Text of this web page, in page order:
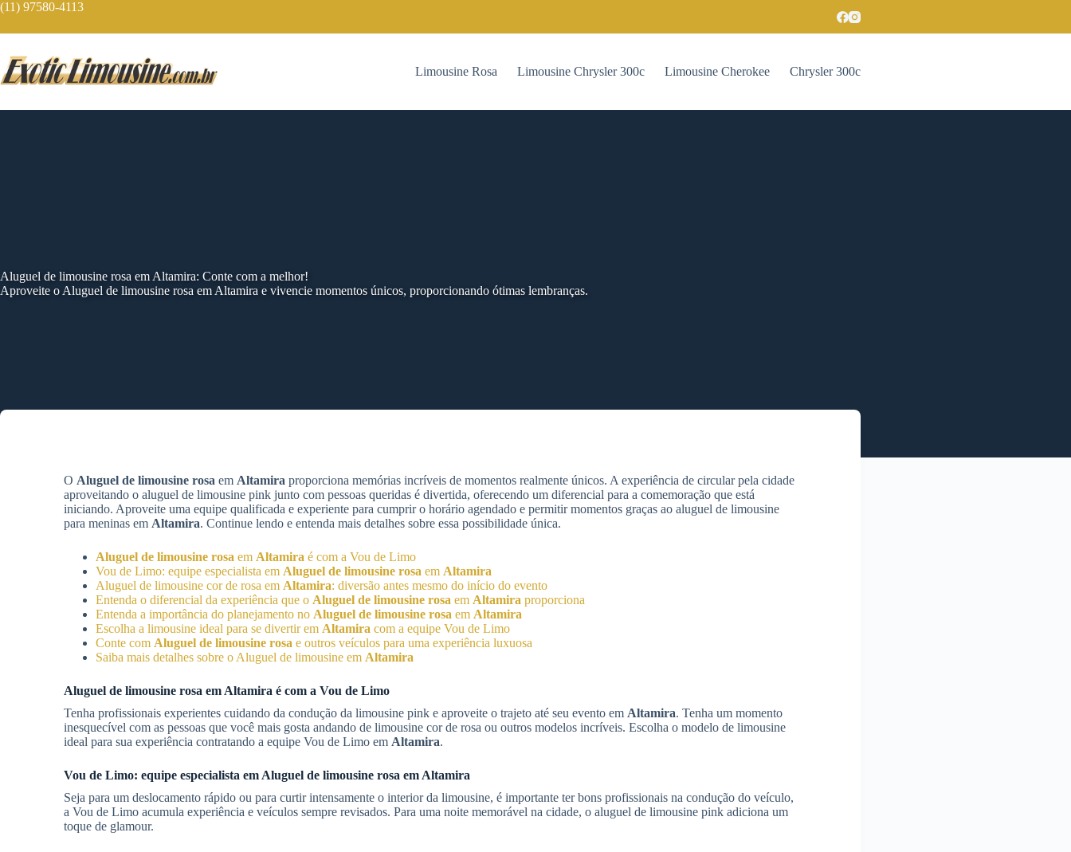
Skip
content
(11) 97580-4113
Limousine Rosa Limousine Chrysler 300c Limousine Cherokee Chrysler 300c
Aluguel de limousine rosa em Altamira: Conte com a melhor!
Aproveite o Aluguel de limousine rosa em Altamira e vivencie momentos únicos, proporcionando ótimas lembranças.
O Aluguel de limousine rosa em Altamira proporciona memórias incríveis de momentos realmente únicos. A experiência de circular pela cidade
aproveitando o aluguel de limousine pink junto com pessoas queridas é divertida, oferecendo um diferencial para a comemoração que está
iniciando. Aproveite uma equipe qualificada e experiente para cumprir o horário agendado e permitir momentos graças ao aluguel de limousine
para meninas em Altamira. Continue lendo e entenda mais detalhes sobre essa possibilidade única.
Aluguel de limousine rosa em Altamira é com a Vou de Limo
Vou de Limo: equipe especialista em Aluguel de limousine rosa em Altamira
Aluguel de limousine cor de rosa em Altamira: diversão antes mesmo do início do evento
Entenda o diferencial da experiência que o Aluguel de limousine rosa em Altamira proporciona
Entenda a importância do planejamento no Aluguel de limousine rosa em Altamira
Escolha a limousine ideal para se divertir em Altamira com a equipe Vou de Limo
Conte com Aluguel de limousine rosa e outros veículos para uma experiência luxuosa
Saiba mais detalhes sobre o Aluguel de limousine em Altamira
Aluguel de limousine rosa em Altamira é com a Vou de Limo
Tenha profissionais experientes cuidando da condução da limousine pink e aproveite o trajeto até seu evento em Altamira. Tenha um momento
inesquecível com as pessoas que você mais gosta andando de limousine cor de rosa ou outros modelos incríveis. Escolha o modelo de limousine
ideal para sua experiência contratando a equipe Vou de Limo em Altamira.
Vou de Limo: equipe especialista em Aluguel de limousine rosa em Altamira
Seja para um deslocamento rápido ou para curtir intensamente o interior da limousine, é importante ter bons profissionais na condução do veículo,
a Vou de Limo acumula experiência e veículos sempre revisados. Para uma noite memorável na cidade, o aluguel de limousine pink adiciona um
toque de glamour.